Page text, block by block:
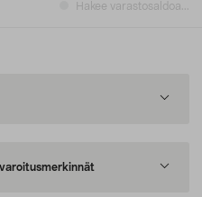
Hakee varastosaldoa...